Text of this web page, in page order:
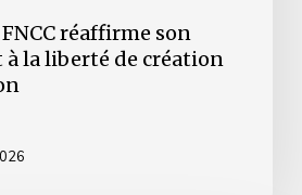
réaffirme son
la liberté de création